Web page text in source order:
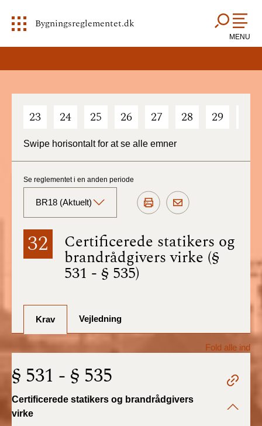
Bygningsreglementet.dk
MENU
23 24 25 26 27 28 29
Swipe horisontalt for at se alle emner
32 Certificerede statikers og
brandrådgivers virke (§
531 - § 535)
Se reglementet i en anden periode
BR18 (Aktuelt)
BR18 (Aktuelt)
BR18 (1/7-31/12
BR18 (1/1-30/6
2025)
BR18 (1/7- 31/12
2024)
BR18 (1/1- 30/06
2024)
Krav Vejledning
Fold alle ind
§ 531 - § 535
Certificerede statikers og brandrådgivers
virke